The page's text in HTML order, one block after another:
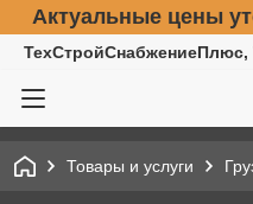
Актуальные цены
Товары и услуги